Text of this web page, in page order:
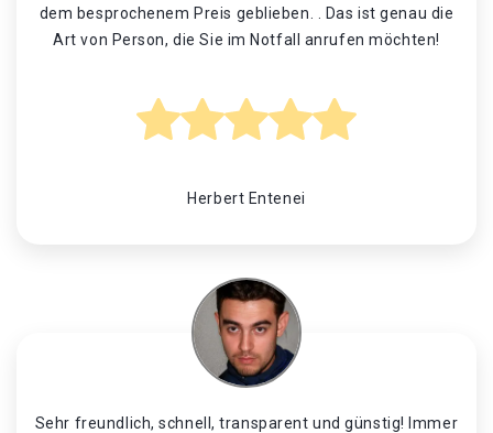
dem besprochenem Preis geblieben. . Das ist genau die
Art von Person, die Sie im Notfall anrufen möchten!
Herbert Entenei
Sehr freundlich, schnell, transparent und günstig! Immer